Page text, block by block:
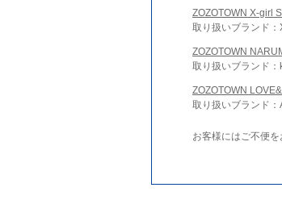
ZOZOTOWN X-girl
取り扱いブランド
ZOZOTOWN
取り扱いブランド
ZOZOTOWN
取り扱いブランド
お客様にはご不便